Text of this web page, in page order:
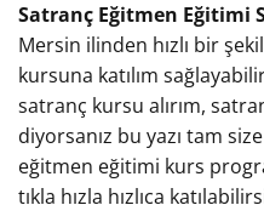
Satranç Eğitmen Eğitimi
Mersin ilinden hızlı bir
kursuna katılım
satranç kursu alırım,
diyorsanız bu yazı tam
eğitmen eğitimi kurs
tıkla hızla hızlıca